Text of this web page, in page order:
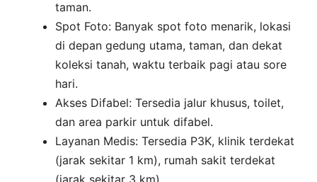
taman.
Spot Foto: Banyak spot foto menarik, lokasi
di depan gedung utama, taman, dan dekat
koleksi tanah, waktu terbaik pagi atau sore
hari.
Akses Difabel: Tersedia jalur khusus, toilet,
dan area parkir untuk difabel.
Layanan Medis: Tersedia P3K, klinik terdekat
(jarak sekitar 1 km), rumah sakit terdekat
(jarak sekitar 3 km).